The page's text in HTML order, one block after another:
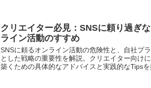
クリエイター必見：SNSに頼り過ぎ
ライン活動のすすめ
SNSに頼るオンライン活動の危険性と、自社プ
とした戦略の重要性を解説。クリエイター向け
築くための具体的なアドバイスと実践的なTipsを